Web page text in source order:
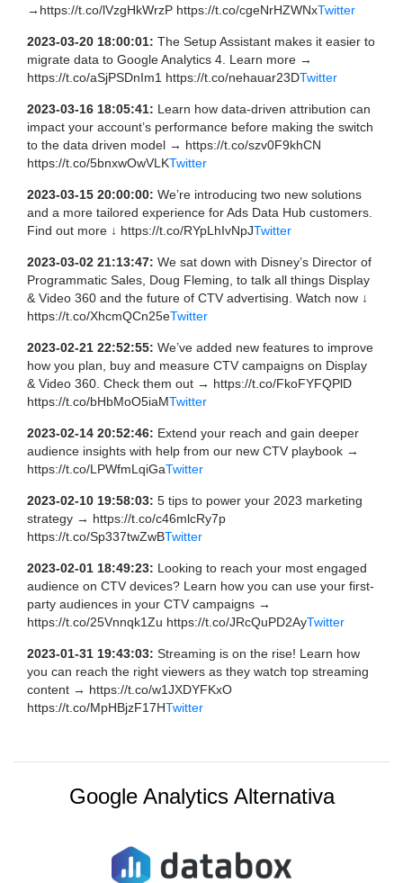
→https://t.co/lVzgHkWrzP https://t.co/cgeNrHZWNxTwitter
2023-03-20 18:00:01: The Setup Assistant makes it easier to
migrate data to Google Analytics 4. Learn more →
https://t.co/aSjPSDnIm1 https://t.co/nehauar23DTwitter
2023-03-16 18:05:41: Learn how data-driven attribution can
impact your account’s performance before making the switch
to the data driven model → https://t.co/szv0F9khCN
https://t.co/5bnxwOwVLKTwitter
2023-03-15 20:00:00: We’re introducing two new solutions
and a more tailored experience for Ads Data Hub customers.
Find out more ↓ https://t.co/RYpLhIvNpJTwitter
2023-03-02 21:13:47: We sat down with Disney’s Director of
Programmatic Sales, Doug Fleming, to talk all things Display
& Video 360 and the future of CTV advertising. Watch now ↓
https://t.co/XhcmQCn25eTwitter
2023-02-21 22:52:55: We’ve added new features to improve
how you plan, buy and measure CTV campaigns on Display
& Video 360. Check them out → https://t.co/FkoFYFQPlD
https://t.co/bHbMoO5iaMTwitter
2023-02-14 20:52:46: Extend your reach and gain deeper
audience insights with help from our new CTV playbook →
https://t.co/LPWfmLqiGaTwitter
2023-02-10 19:58:03: 5 tips to power your 2023 marketing
strategy → https://t.co/c46mlcRy7p
https://t.co/Sp337twZwBTwitter
2023-02-01 18:49:23: Looking to reach your most engaged
audience on CTV devices? Learn how you can use your first-
party audiences in your CTV campaigns →
https://t.co/25Vnnqk1Zu https://t.co/JRcQuPD2AyTwitter
2023-01-31 19:43:03: Streaming is on the rise! Learn how
you can reach the right viewers as they watch top streaming
content → https://t.co/w1JXDYFKxO
https://t.co/MpHBjzF17HTwitter
Google Analytics Alternativa